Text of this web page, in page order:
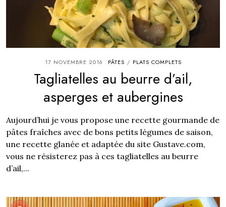
17 NOVEMBRE 2016 PÂTES / PLATS COMPLETS
Tagliatelles au beurre d’ail,
asperges et aubergines
Aujourd’hui je vous propose une recette gourmande de
pâtes fraîches avec de bons petits légumes de saison,
une recette glanée et adaptée du site Gustave.com,
vous ne résisterez pas à ces tagliatelles au beurre
d’ail,...